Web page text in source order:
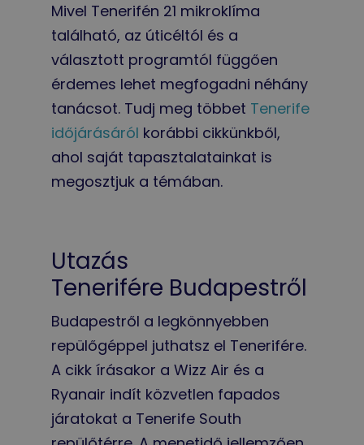
Mivel Tenerifén 21 mikroklíma
található, az úticéltól és a
választott programtól függően
érdemes lehet megfogadni néhány
tanácsot. Tudj meg többet Tenerife
időjárásáról korábbi cikkünkből,
ahol saját tapasztalatainkat is
megosztjuk a témában.
Utazás
Tenerifére Budapestről
Budapestről a legkönnyebben
repülőgéppel juthatsz el Tenerifére.
A cikk írásakor a Wizz Air és a
Ryanair indít közvetlen fapados
járatokat a Tenerife South